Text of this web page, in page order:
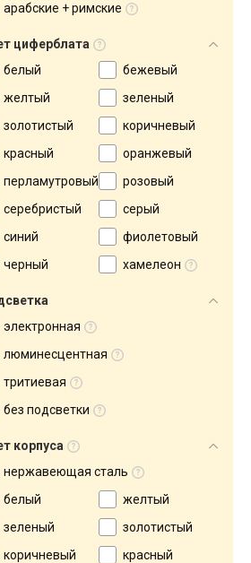
арабские + римские
циферблата
белый
бежевый
желтый
зеленый
золотистый
коричневый
красный
оранжевый
перламутровый
розовый
серебристый
серый
синий
фиолетовый
черный
хамелеон
электронная
люминесцентная
тритиевая
без подсветки
корпуса
нержавеющая сталь
белый
желтый
зеленый
золотистый
коричневый
красный